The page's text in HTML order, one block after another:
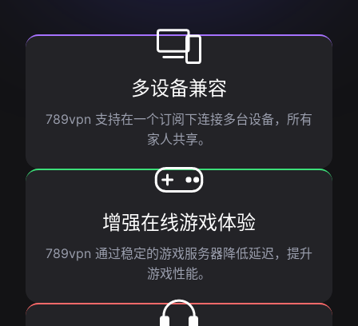
多设备兼容
789vpn 支持在一个订阅下连接多台设备，所有
家人共享。
增强在线游戏体验
789vpn 通过稳定的游戏服务器降低延迟，提升
游戏性能。